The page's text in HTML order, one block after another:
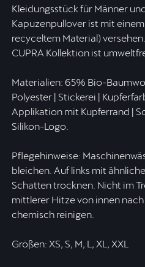
Kleidungsstück für Männer
Kapuzenpullover ist mit
recyceltem Material)
CUPRA Kollektion ist
Materialien: 65% Bio-
Polyester | Stickerei |
Applikation mit Kupferrand |
Silikon-Logo.
Pflegehinweise:
bleichen. Auf links mit
Schatten trocknen. Nicht im
mittlerer Hitze von innen
chemisch reinigen.
Größen: XS, S, M, L, XL, XXL